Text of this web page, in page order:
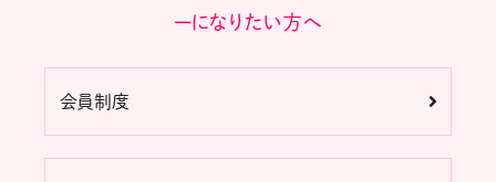
ーになりたい方へ
会員制度